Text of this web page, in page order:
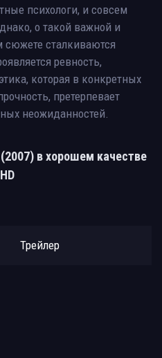
психологи, и совсем
о такой важной и
сюжете сталкиваются
ревность,
которая в конкретных
претерпевает
неожиданностей.
в хорошем качестве
HD
Трейлер